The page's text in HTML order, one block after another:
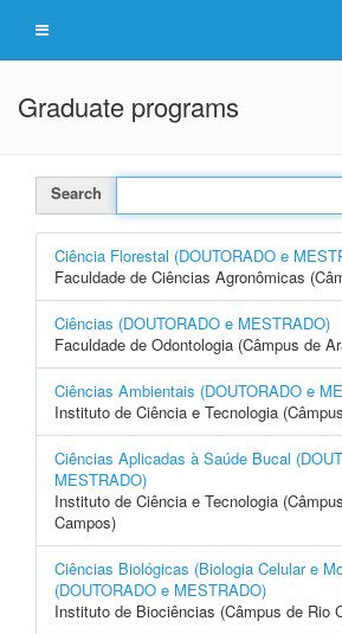
Graduate programs
Search
Ciência Florestal (DOUTORADO e
Faculdade de Ciências Agronômicas
Ciências (DOUTORADO e MESTRADO)
Faculdade de Odontologia (Câmpus de
Ciências Ambientais (DOUTORADO e
Instituto de Ciência e Tecnologia
Ciências Aplicadas à Saúde Bucal
MESTRADO)
Instituto de Ciência e Tecnologia
Campos)
Ciências Biológicas (Biologia Celular e
(DOUTORADO e MESTRADO)
Instituto de Biociências (Câmpus de Rio